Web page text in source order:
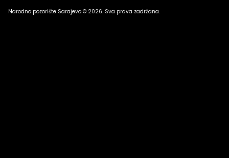
Narodno pozorište Sarajevo © 2026. Sva prava zadržana.